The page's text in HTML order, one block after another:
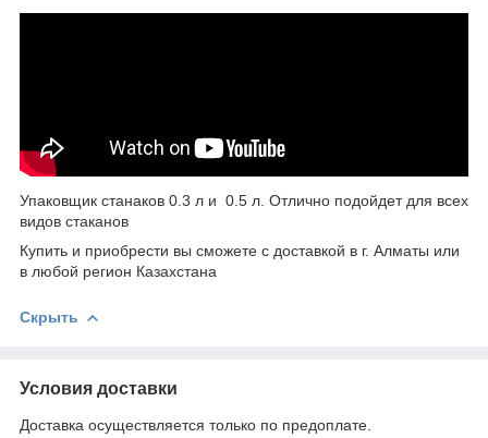
Упаковщик станаков 0.3 л и 0.5 л. Отлично подойдет для всех
видов стаканов
Купить и приобрести вы сможете с доставкой в г. Алматы или
в любой регион Казахстана
Скрыть
Условия доставки
Доставка осуществляется только по предоплате.